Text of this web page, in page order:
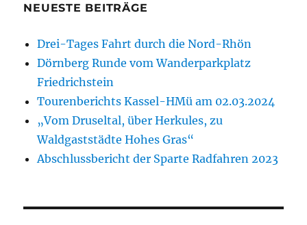
NEUESTE BEITRÄGE
Drei-Tages Fahrt durch die Nord-Rhön
Dörnberg Runde vom Wanderparkplatz
Friedrichstein
Tourenberichts Kassel-HMü am 02.03.2024
„Vom Druseltal, über Herkules, zu
Waldgaststädte Hohes Gras“
Abschlussbericht der Sparte Radfahren 2023